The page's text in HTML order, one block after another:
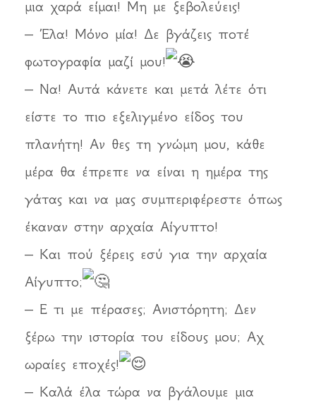
μια χαρά είμαι! Μη με ξεβολεύεις!
– Έλα! Μόνο μία! Δε βγάζεις ποτέ
φωτογραφία μαζί μου!
– Να! Αυτά κάνετε και μετά λέτε ότι
είστε το πιο εξελιγμένο είδος του
πλανήτη! Αν θες τη γνώμη μου, κάθε
μέρα θα έπρεπε να είναι η ημέρα της
γάτας και να μας συμπεριφέρεστε όπως
έκαναν στην αρχαία Αίγυπτο!
– Και πού ξέρεις εσύ για την αρχαία
Αίγυπτο;
– Ε τι με πέρασες; Ανιστόρητη; Δεν
ξέρω την ιστορία του είδους μου; Αχ
ωραίες εποχές!
– Καλά έλα τώρα να βγάλουμε μια